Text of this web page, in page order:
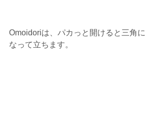
Omoidoriは、パカっと開けると三角に
なって立ちます。